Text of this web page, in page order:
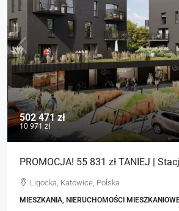
502 471 zł
10 971 zł
PROMOCJA! 55 831 zł TANIEJ |
Ligocka, Katowice, Polska
MIESZKANIA, NIERUCHOMOŚCI